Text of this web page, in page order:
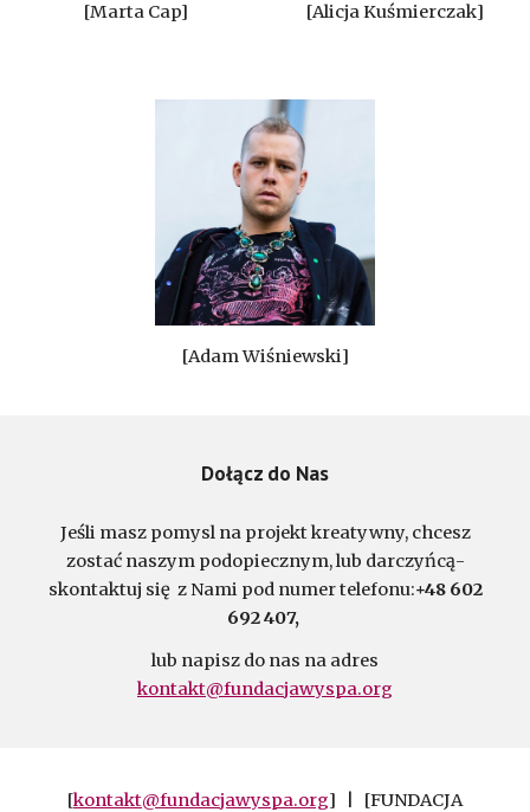
[Marta Cap] [Alicja Kuśmierczak]
[Adam Wiśniewski]
Dołącz do Nas
Jeśli masz pomysl na projekt kreatywny, chcesz
zostać naszym podopiecznym, lub darczyńcą-
skontaktuj się z Nami pod numer telefonu:+48 602
692 407,
lub napisz do nas na adres
kontakt@fundacjawyspa.org
[kontakt@fundacjawyspa.org] | [FUNDACJA